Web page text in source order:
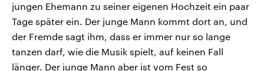
jungen Ehemann zu seiner eigenen Hochzeit ein paar
Tage später ein. Der junge Mann kommt dort an, und
der Fremde sagt ihm, dass er immer nur so lange
tanzen darf, wie die Musik spielt, auf keinen Fall
länger. Der junge Mann aber ist vom Fest so